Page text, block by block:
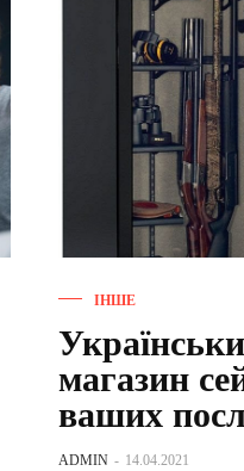
ІНШЕ
магазин
ваших
ADMIN - 14.04.2021